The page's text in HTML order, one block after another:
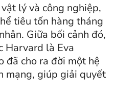
lý và công nghiệp,
tiêu tốn hàng tháng
Giữa bối cảnh đó,
Harvard là Eva
đã cho ra đời một hệ
mạng, giúp giải quyết